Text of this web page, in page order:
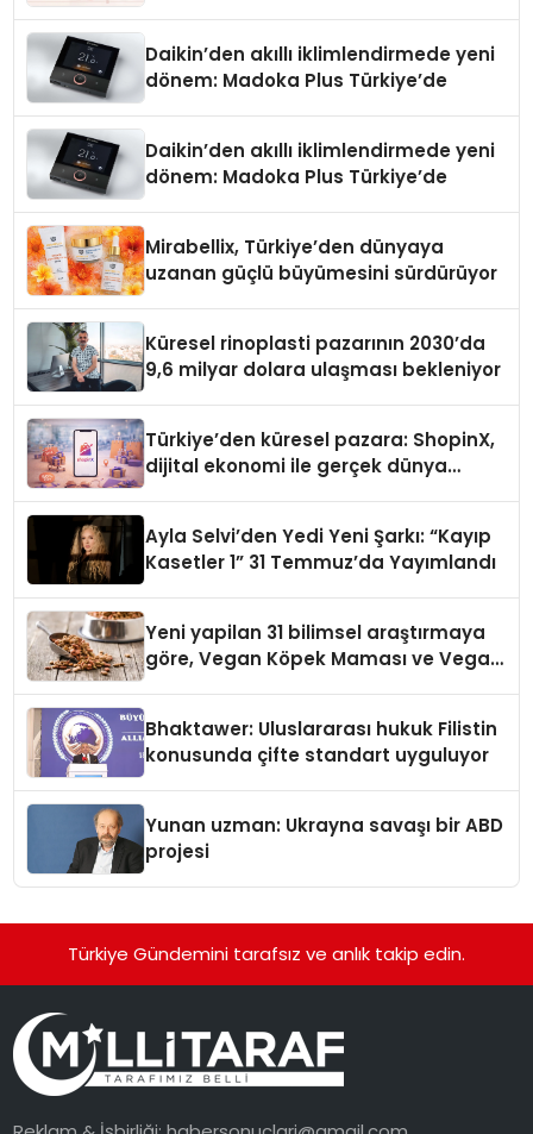
Daikin’den akıllı iklimlendirmede yeni
dönem: Madoka Plus Türkiye’de
Daikin’den akıllı iklimlendirmede yeni
dönem: Madoka Plus Türkiye’de
Mirabellix, Türkiye’den dünyaya
uzanan güçlü büyümesini sürdürüyor
Küresel rinoplasti pazarının 2030’da
9,6 milyar dolara ulaşması bekleniyor
Türkiye’den küresel pazara: ShopinX,
dijital ekonomi ile gerçek dünya
Ayla Selvi’den Yedi Yeni Şarkı: “Kayıp
Kasetler 1” 31 Temmuz’da Yayımlandı
Yeni yapilan 31 bilimsel araştırmaya
göre, Vegan Köpek Maması ve Vegan
Bhaktawer: Uluslararası hukuk Filistin
konusunda çifte standart uyguluyor
Yunan uzman: Ukrayna savaşı bir ABD
projesi
Türkiye Gündemini tarafsız ve anlık takip edin.